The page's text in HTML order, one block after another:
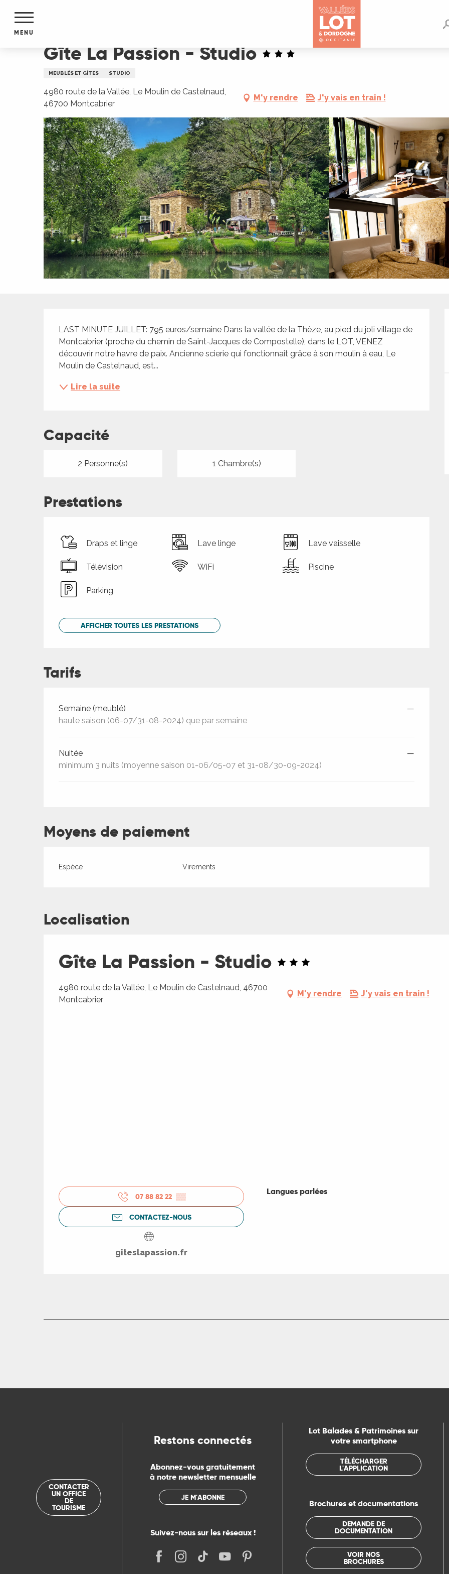
contenu
MENU
Gîte La Passion - Studio
MEUBLÉS ET GÎTES STUDIO
4980 route de la Vallée, Le Moulin de Castelnaud,
46700 Montcabrier
M'y rendre J'y vais en train !
Description
LAST MINUTE JUILLET: 795 euros/semaine Dans la vallée de la Thèze, au pied du joli village de
Montcabrier (proche du chemin de Saint-Jacques de Compostelle), dans le LOT, VENEZ
découvrir notre havre de paix. Ancienne scierie qui fonctionnait grâce à son moulin à eau, Le
Moulin de Castelnaud, est...
Lire la suite
Capacité
2 Personne(s) 1 Chambre(s)
Prestations
Draps et linge Lave linge Lave vaisselle
Télévision WiFi Piscine
Parking
AFFICHER TOUTES LES PRESTATIONS
Tarifs
Tarifs 2026
Semaine (meublé)
haute saison (06-07/31-08-2024) que par semaine
—
Nuitée
minimum 3 nuits (moyenne saison 01-06/05-07 et 31-08/30-09-2024)
—
Moyens de paiement
Espèce Virements
Localisation
Gîte La Passion - Studio
4980 route de la Vallée, Le Moulin de Castelnaud, 46700
Montcabrier
M'y rendre J'y vais en train !
07 88 82 22 ▒▒
CONTACTEZ-NOUS
giteslapassion.fr
Langues parlées
Langues parlées
CONTACTER
UN OFFICE
DE
TOURISME
Restons connectés
Abonnez-vous gratuitement
à notre newsletter mensuelle
JE M'ABONNE
Suivez-nous sur les réseaux !
Lot Balades & Patrimoines sur
votre smartphone
TÉLÉCHARGER
L'APPLICATION
Brochures et documentations
DEMANDE DE
DOCUMENTATION
VOIR NOS
BROCHURES